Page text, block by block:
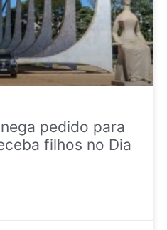
pedido para
filhos no Dia